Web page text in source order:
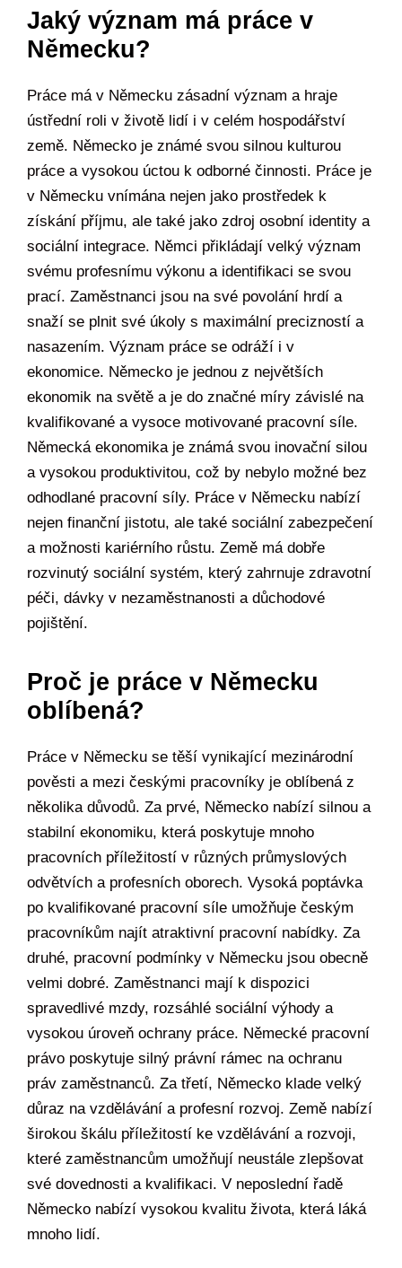
Jaký význam má práce v
Německu?
Práce má v Německu zásadní význam a hraje
ústřední roli v životě lidí i v celém hospodářství
země. Německo je známé svou silnou kulturou
práce a vysokou úctou k odborné činnosti. Práce je
v Německu vnímána nejen jako prostředek k
získání příjmu, ale také jako zdroj osobní identity a
sociální integrace. Němci přikládají velký význam
svému profesnímu výkonu a identifikaci se svou
prací. Zaměstnanci jsou na své povolání hrdí a
snaží se plnit své úkoly s maximální precizností a
nasazením. Význam práce se odráží i v
ekonomice. Německo je jednou z největších
ekonomik na světě a je do značné míry závislé na
kvalifikované a vysoce motivované pracovní síle.
Německá ekonomika je známá svou inovační silou
a vysokou produktivitou, což by nebylo možné bez
odhodlané pracovní síly. Práce v Německu nabízí
nejen finanční jistotu, ale také sociální zabezpečení
a možnosti kariérního růstu. Země má dobře
rozvinutý sociální systém, který zahrnuje zdravotní
péči, dávky v nezaměstnanosti a důchodové
pojištění.
Proč je práce v Německu
oblíbená?
Práce v Německu se těší vynikající mezinárodní
pověsti a mezi českými pracovníky je oblíbená z
několika důvodů. Za prvé, Německo nabízí silnou a
stabilní ekonomiku, která poskytuje mnoho
pracovních příležitostí v různých průmyslových
odvětvích a profesních oborech. Vysoká poptávka
po kvalifikované pracovní síle umožňuje českým
pracovníkům najít atraktivní pracovní nabídky. Za
druhé, pracovní podmínky v Německu jsou obecně
velmi dobré. Zaměstnanci mají k dispozici
spravedlivé mzdy, rozsáhlé sociální výhody a
vysokou úroveň ochrany práce. Německé pracovní
právo poskytuje silný právní rámec na ochranu
práv zaměstnanců. Za třetí, Německo klade velký
důraz na vzdělávání a profesní rozvoj. Země nabízí
širokou škálu příležitostí ke vzdělávání a rozvoji,
které zaměstnancům umožňují neustále zlepšovat
své dovednosti a kvalifikaci. V neposlední řadě
Německo nabízí vysokou kvalitu života, která láká
mnoho lidí.